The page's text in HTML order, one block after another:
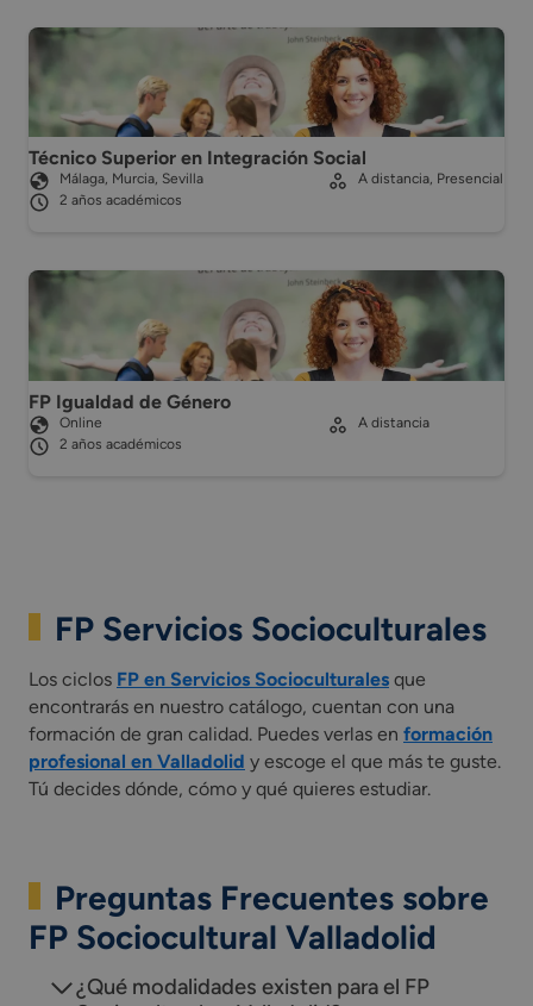
Técnico Superior en Integración Social
Málaga, Murcia, Sevilla
2 años académicos
A distancia, Presencial
FP Igualdad de Género
Online
2 años académicos
A distancia
FP Servicios Socioculturales
Los ciclos FP en Servicios Socioculturales que
encontrarás en nuestro catálogo, cuentan con una
formación de gran calidad. Puedes verlas en formación
profesional en Valladolid y escoge el que más te guste.
Tú decides dónde, cómo y qué quieres estudiar.
Preguntas Frecuentes sobre
FP Sociocultural Valladolid
¿Qué modalidades existen para el FP